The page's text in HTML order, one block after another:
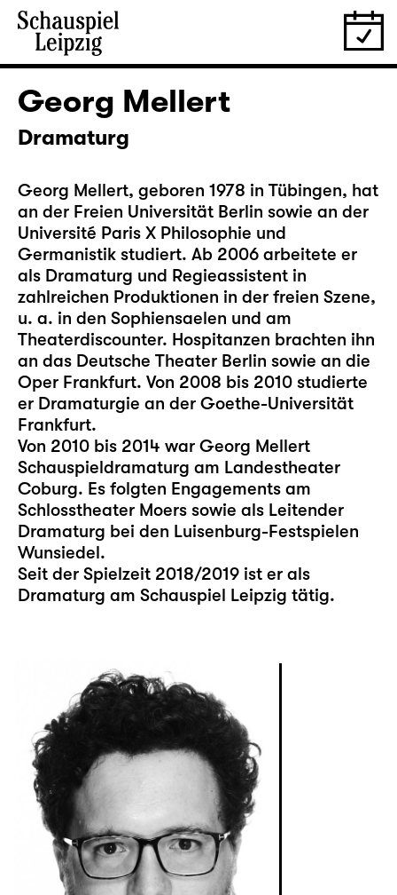
Georg Mellert
Dramaturg
Georg Mellert, geboren 1978 in Tübingen, hat
an der Freien Universität Berlin sowie an der
Université Paris X Philosophie und
Germanistik studiert. Ab 2006 arbeitete er
als Dramaturg und Regieassistent in
zahlreichen Produktionen in der freien Szene,
u. a. in den Sophiensaelen und am
Theaterdiscounter. Hospitanzen brachten ihn
an das Deutsche Theater Berlin sowie an die
Oper Frankfurt. Von 2008 bis 2010 studierte
er Dramaturgie an der Goethe-Universität
Frankfurt.
Von 2010 bis 2014 war Georg Mellert
Schauspieldramaturg am Landestheater
Coburg. Es folgten Engagements am
Schlosstheater Moers sowie als Leitender
Dramaturg bei den Luisenburg-Festspielen
Wunsiedel.
Seit der Spielzeit 2018/2019 ist er als
Dramaturg am Schauspiel Leipzig tätig.